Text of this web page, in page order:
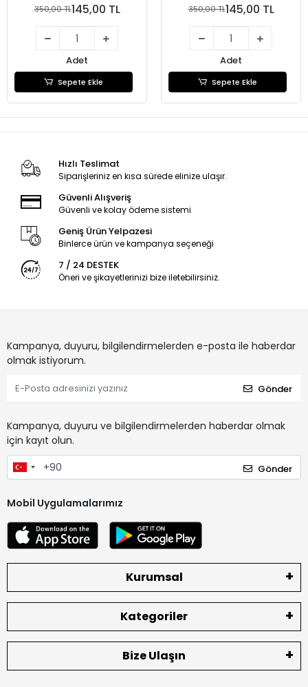
350,00 TL145,00 TL
Adet
Sepete Ekle
350,00 TL145,00 TL
Adet
Sepete Ekle
Hızlı Teslimat
Siparişleriniz en kısa sürede elinize ulaşır.
Güvenli Alışveriş
Güvenli ve kolay ödeme sistemi
Geniş Ürün Yelpazesi
Binlerce ürün ve kampanya seçeneği
7 / 24 DESTEK
Öneri ve şikayetlerinizi bize iletebilirsiniz.
Kampanya, duyuru, bilgilendirmelerden e-posta ile haberdar
olmak istiyorum.
Gönder
Kampanya, duyuru ve bilgilendirmelerden haberdar olmak
için kayıt olun.
Gönder
Mobil Uygulamalarımız
Kurumsal
Kategoriler
Bize Ulaşın